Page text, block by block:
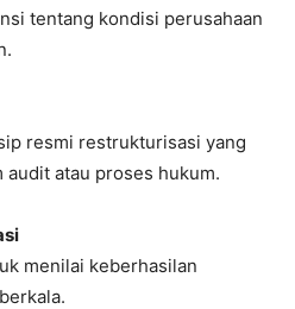
tentang kondisi perusahaan
resmi restrukturisasi yang
audit atau proses hukum.
menilai keberhasilan